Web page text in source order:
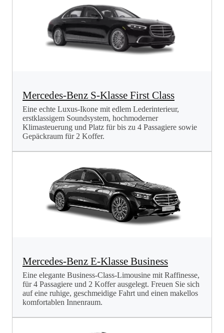
Mercedes-Benz S-Klasse First Class
Eine echte Luxus-Ikone mit edlem Lederinterieur,
erstklassigem Soundsystem, hochmoderner
Klimasteuerung und Platz für bis zu 4 Passagiere sowie
Gepäckraum für 2 Koffer.
Mercedes-Benz E-Klasse Business
Eine elegante Business-Class-Limousine mit Raffinesse,
für 4 Passagiere und 2 Koffer ausgelegt. Freuen Sie sich
auf eine ruhige, geschmeidige Fahrt und einen makellos
komfortablen Innenraum.